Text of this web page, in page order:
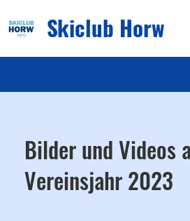
Skiclub Horw
Bilder und Videos
Vereinsjahr 2023